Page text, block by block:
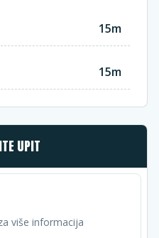
15m
15m
UPIT
više informacija